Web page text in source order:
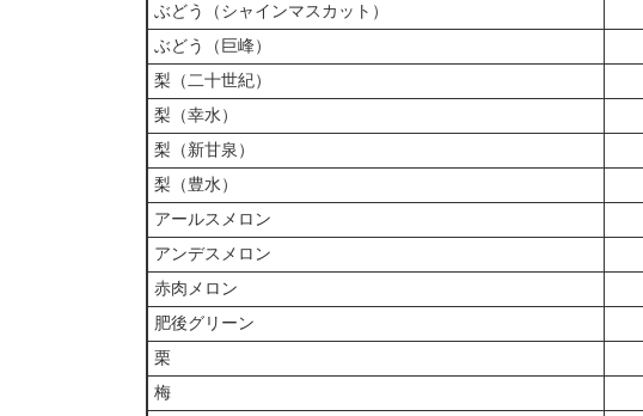
ぶどう（シャインマスカット）
ぶどう（巨峰）
梨（二十世紀）
梨（幸水）
梨（新甘泉）
梨（豊水）
アールスメロン
アンデスメロン
赤肉メロン
肥後グリーン
栗
梅